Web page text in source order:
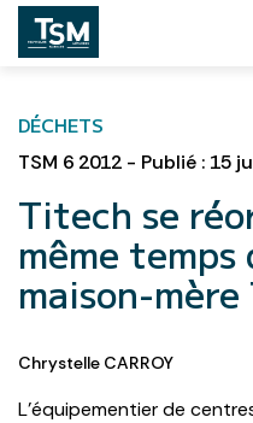
DÉCHETS
TSM 6 2012 - Publié : 15
Titech se
même temps
maison-mère
Chrystelle CARROY
L’équipementier de